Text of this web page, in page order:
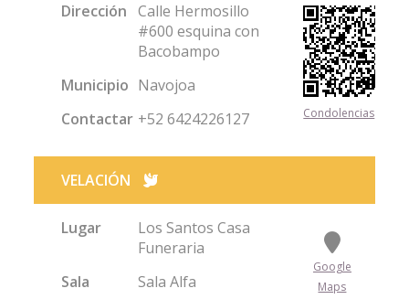
Dirección Calle Hermosillo
#600 esquina con
Bacobampo
Municipio Navojoa
Contactar +52 6424226127 Condolencias
VELACIÓN
Lugar
Los Santos Casa
Funeraria
Sala
Sala Alfa
Google
Maps